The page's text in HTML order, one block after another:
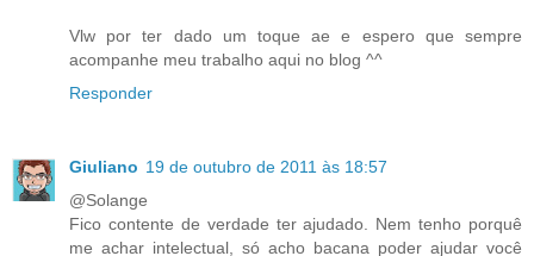
Vlw por ter dado um toque ae e espero que sempre
acompanhe meu trabalho aqui no blog ^^
Responder
Giuliano 19 de outubro de 2011 às 18:57
@Solange
Fico contente de verdade ter ajudado. Nem tenho porquê
me achar intelectual, só acho bacana poder ajudar você